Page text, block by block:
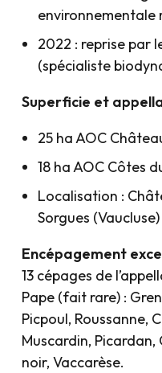
environnementale
2022 : reprise par
(spécialiste
Superficie et
25 ha AOC
18 ha AOC Côtes
Localisation :
Sorgues (Vaucluse)
Encépagement
13 cépages de
Pape (fait rare) :
Picpoul, Roussanne,
Muscardin,
noir, Vaccarèse.